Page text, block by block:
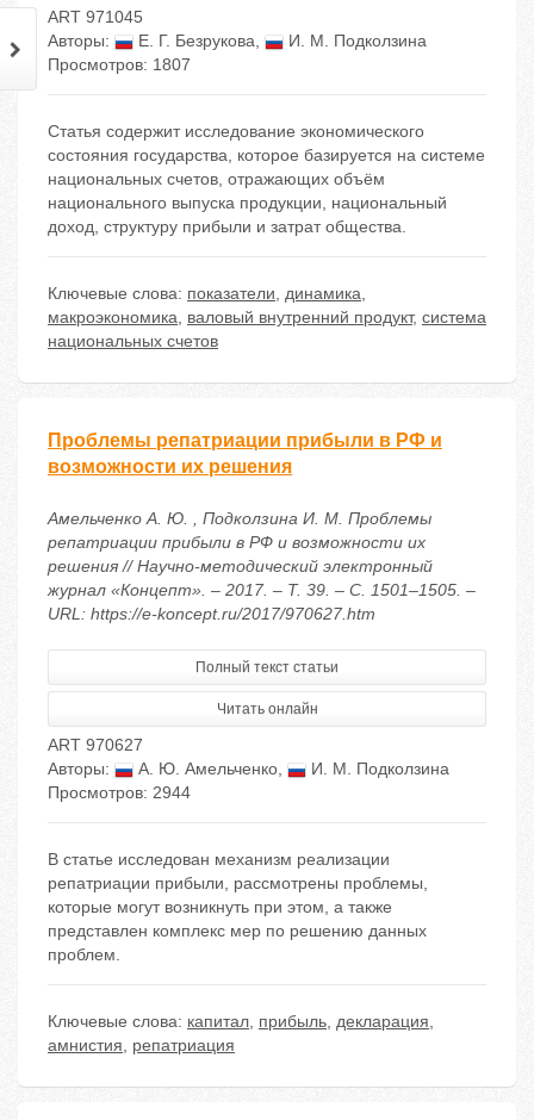
ART 971045
Авторы:
Е. Г. Безрукова,
И. М. Подколзина
Просмотров: 1807
Статья содержит исследование экономического
состояния государства, которое базируется на системе
национальных счетов, отражающих объём
национального выпуска продукции, национальный
доход, структуру прибыли и затрат общества.
Ключевые слова: показатели, динамика,
макроэкономика, валовый внутренний продукт, система
национальных счетов
Проблемы репатриации прибыли в РФ и
возможности их решения
Амельченко А. Ю. , Подколзина И. М. Проблемы
репатриации прибыли в РФ и возможности их
решения // Научно-методический электронный
журнал «Концепт». – 2017. – Т. 39. – С. 1501–1505. –
URL: https://e-koncept.ru/2017/970627.htm
Полный текст статьи
Читать онлайн
ART 970627
Авторы:
А. Ю. Амельченко,
И. М. Подколзина
Просмотров: 2944
В статье исследован механизм реализации
репатриации прибыли, рассмотрены проблемы,
которые могут возникнуть при этом, а также
представлен комплекс мер по решению данных
проблем.
Ключевые слова: капитал, прибыль, декларация,
амнистия, репатриация